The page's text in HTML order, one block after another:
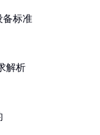
备标准
解析